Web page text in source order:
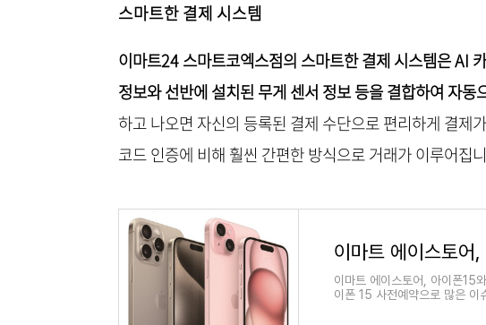
스마트한 결제 시스템
이마트24 스마트코엑스점의 스마트한 결제 시스템은 AI
정보와 선반에 설치된 무게 센서 정보 등을 결합하여 자동
하고 나오면 자신의 등록된 결제 수단으로 편리하게 결제
코드 인증에 비해 훨씬 간편한 방식으로 거래가 이루어집
이마트 에이스토어, 아이폰15
이폰 15 사전예약으로 많은 이